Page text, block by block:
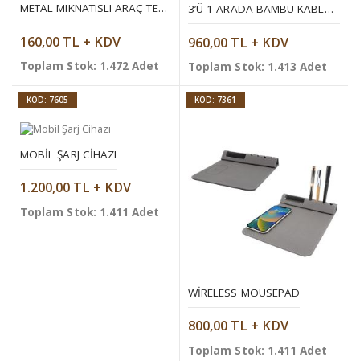
METAL MIKNATISLI ARAÇ TELEFON STANDI
160,00 TL + KDV
Toplam Stok: 1.472 Adet
3’Ü 1 ARADA BAMBU KABLOSUZ ŞARJ STANDI
960,00 TL + KDV
Toplam Stok: 1.413 Adet
KOD: 7605
MOBIL ŞARJ CIHAZI
1.200,00 TL + KDV
Toplam Stok: 1.411 Adet
KOD: 7361
WIRELESS MOUSEPAD
800,00 TL + KDV
Toplam Stok: 1.411 Adet